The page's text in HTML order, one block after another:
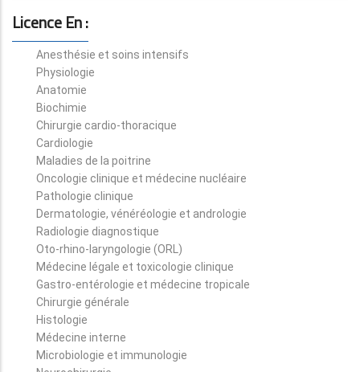
Licence En :
Anesthésie et soins intensifs
Physiologie
Anatomie
Biochimie
Chirurgie cardio-thoracique
Cardiologie
Maladies de la poitrine
Oncologie clinique et médecine nucléaire
Pathologie clinique
Dermatologie, vénéréologie et andrologie
Radiologie diagnostique
Oto-rhino-laryngologie (ORL)
Médecine légale et toxicologie clinique
Gastro-entérologie et médecine tropicale
Chirurgie générale
Histologie
Médecine interne
Microbiologie et immunologie